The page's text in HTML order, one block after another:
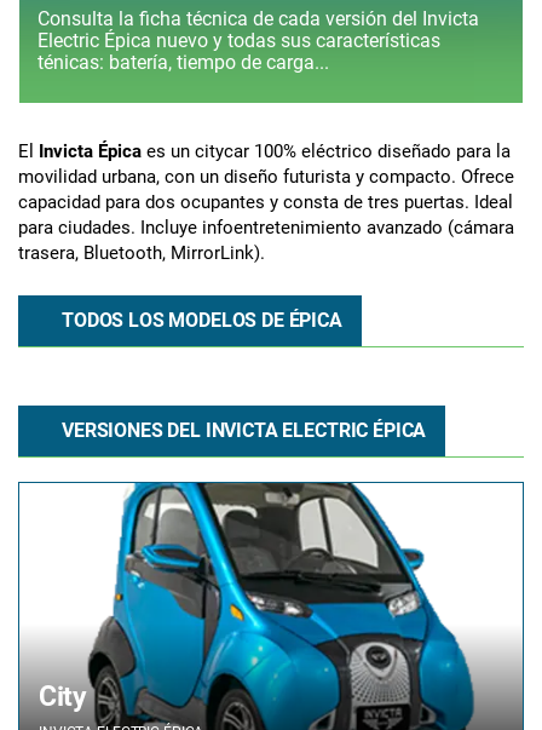
Consulta la ficha técnica de cada versión del Invicta
Electric Épica nuevo y todas sus características
ténicas: batería, tiempo de carga...
El Invicta Épica es un citycar 100% eléctrico diseñado para la
movilidad urbana, con un diseño futurista y compacto. Ofrece
capacidad para dos ocupantes y consta de tres puertas. Ideal
para ciudades. Incluye infoentretenimiento avanzado (cámara
trasera, Bluetooth, MirrorLink).
TODOS LOS MODELOS DE ÉPICA
VERSIONES DEL INVICTA ELECTRIC ÉPICA
City